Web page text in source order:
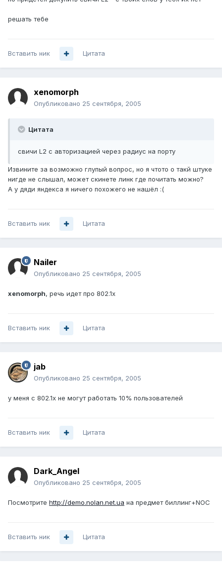
решать тебе
Вставить ник Цитата
xenomorph
Опубликовано 25 сентября, 2005
Цитата
свичи L2 с авторизацией через радиус на порту
Извините за возможно глупый вопрос, но я чтото о такй штуке
нигде не слышал, может скинете линк где почитать можно?
A у дяди яндекса я ничего похожего не нашёл :(
Вставить ник Цитата
Nailer
Опубликовано 25 сентября, 2005
xenomorph, речь идет про 802.1x
Вставить ник Цитата
jab
Опубликовано 25 сентября, 2005
у меня с 802.1x не могут работать 10% пользователей
Вставить ник Цитата
Dark_Angel
Опубликовано 25 сентября, 2005
Посмотрите http://demo.nolan.net.ua на предмет биллинг+NOC
Вставить ник Цитата